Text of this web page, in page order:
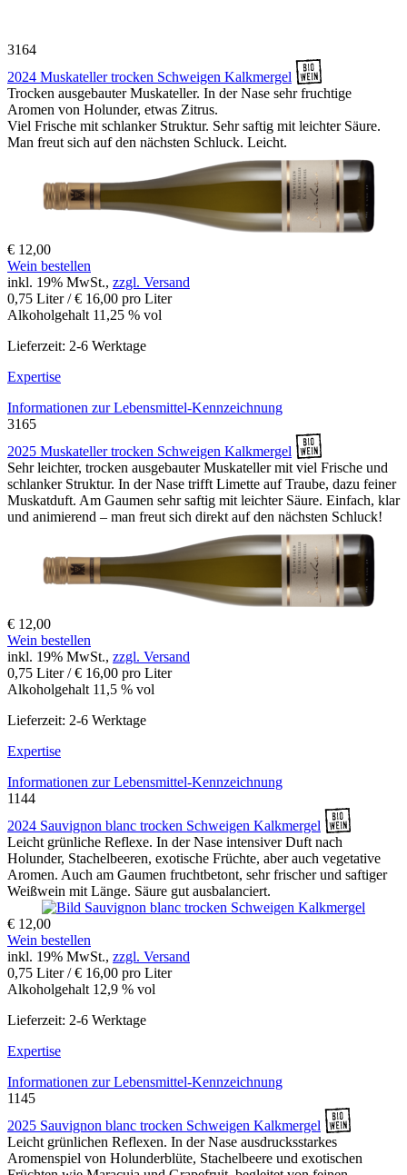
3164
2024 Muskateller trocken Schweigen Kalkmergel
Trocken ausgebauter Muskateller. In der Nase sehr fruchtige
Aromen von Holunder, etwas Zitrus.
Viel Frische mit schlanker Struktur. Sehr saftig mit leichter Säure.
Man freut sich auf den nächsten Schluck. Leicht.
€ 12,00
Wein bestellen
inkl. 19% MwSt., zzgl. Versand
0,75 Liter / € 16,00 pro Liter
Alkoholgehalt 11,25 % vol
Lieferzeit: 2-6 Werktage
Expertise
Informationen zurLebensmittel-Kennzeichnung
3165
2025 Muskateller trocken Schweigen Kalkmergel
Sehr leichter, trocken ausgebauter Muskateller mit viel Frische und
schlanker Struktur. In der Nase trifft Limette auf Traube, dazu feiner
Muskatduft. Am Gaumen sehr saftig mit leichter Säure. Einfach, klar
und animierend – man freut sich direkt auf den nächsten Schluck!
€ 12,00
Wein bestellen
inkl. 19% MwSt., zzgl. Versand
0,75 Liter / € 16,00 pro Liter
Alkoholgehalt 11,5 % vol
Lieferzeit: 2-6 Werktage
Expertise
Informationen zurLebensmittel-Kennzeichnung
1144
2024 Sauvignon blanc trocken Schweigen Kalkmergel
Leicht grünliche Reflexe. In der Nase intensiver Duft nach
Holunder, Stachelbeeren, exotische Früchte, aber auch vegetative
Aromen. Auch am Gaumen fruchtbetont, sehr frischer und saftiger
Weißwein mit Länge. Säure gut ausbalanciert.
€ 12,00
Wein bestellen
inkl. 19% MwSt., zzgl. Versand
0,75 Liter / € 16,00 pro Liter
Alkoholgehalt 12,9 % vol
Lieferzeit: 2-6 Werktage
Expertise
Informationen zurLebensmittel-Kennzeichnung
1145
2025 Sauvignon blanc trocken Schweigen Kalkmergel
Leicht grünlichen Reflexen. In der Nase ausdrucksstarkes
Aromenspiel von Holunderblüte, Stachelbeere und exotischen